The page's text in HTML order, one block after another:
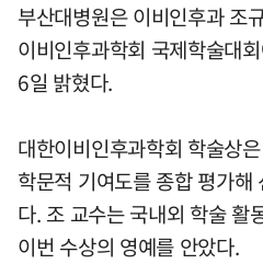
부산대병원은 이비인후과 조
이비인후과학회 국제학술대
6일 밝혔다.
대한이비인후과학회 학술상
학문적 기여도를 종합 평가해
다. 조 교수는 국내외 학술 활
이번 수상의 영예를 안았다.